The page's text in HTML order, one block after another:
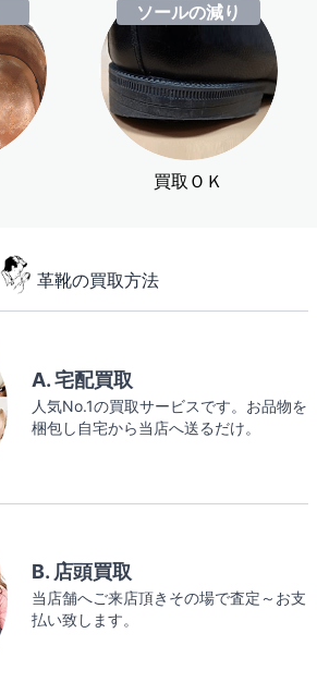
ソールの減り
買取ＯＫ
革靴の買取方法
A. 宅配買取
人気No.1の買取サービスです。お品物を
梱包し自宅から当店へ送るだけ。
B. 店頭買取
当店舗へご来店頂きその場で査定～お支
払い致します。